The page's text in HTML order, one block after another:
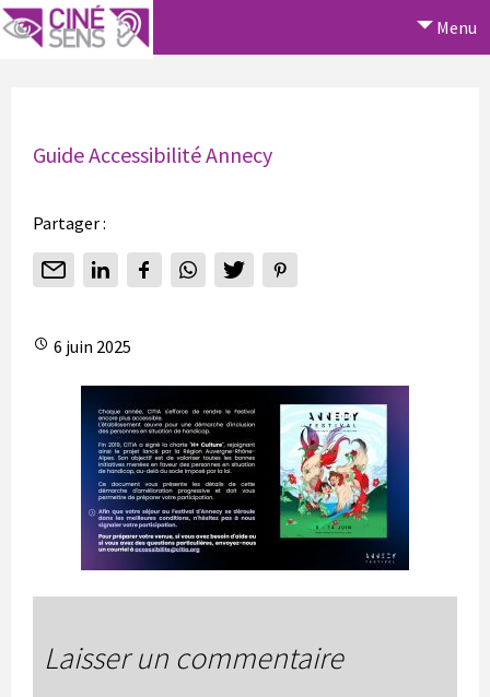
Menu
Guide Accessibilité Annecy
Partager :
6 juin 2025
Laisser un commentaire